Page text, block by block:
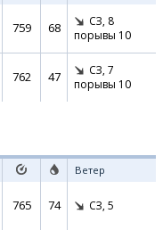
759 68 СЗ, 8
порывы 10
762 47 СЗ, 7
порывы 10
Ветер
765 74 СЗ, 5